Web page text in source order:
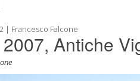
| Francesco Falcone
Antiche